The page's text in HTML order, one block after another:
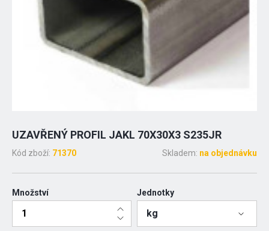
UZAVŘENÝ PROFIL JAKL 70X30X3 S235JR
Kód zboží: 71370 Skladem: na objednávku
Množství Jednotky
kg